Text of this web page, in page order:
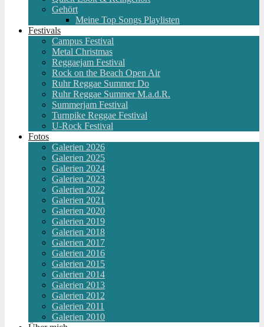
Gehört
Meine Top Songs Playlisten
Festivals
Campus Festival
Metal Christmas
Reggaejam Festival
Rock on the Beach Open Air
Ruhr Reggae Summer Do
Ruhr Reggae Summer M.a.d.R.
Summerjam Festival
Turnpike Reggae Festival
U-Rock Festival
Fotos
Galerien 2026
Galerien 2025
Galerien 2024
Galerien 2023
Galerien 2022
Galerien 2021
Galerien 2020
Galerien 2019
Galerien 2018
Galerien 2017
Galerien 2016
Galerien 2015
Galerien 2014
Galerien 2013
Galerien 2012
Galerien 2011
Galerien 2010